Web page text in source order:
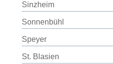
Sinzheim
Sonnenbühl
Speyer
St. Blasien